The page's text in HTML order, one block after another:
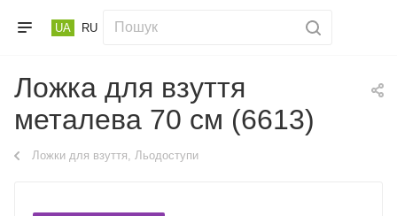
UA RU
Ложка для взуття
металева 70 см (6613)
Ложки для взуття, Льодоступи